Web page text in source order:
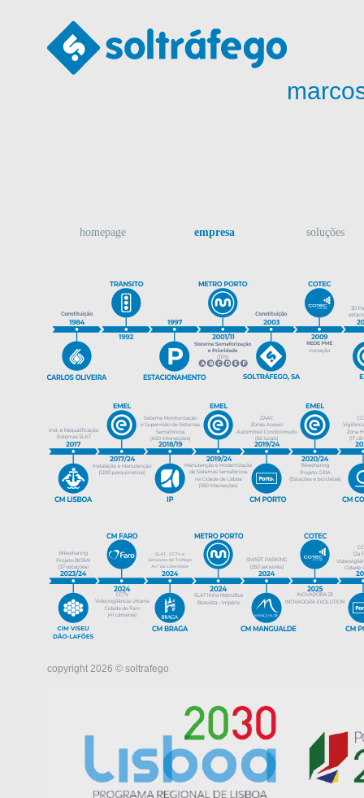
homepage empresa soluções
copyright 2026 © soltrafego